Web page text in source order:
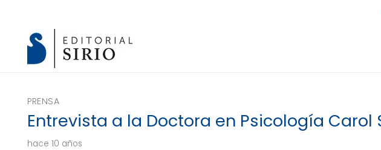
PRENSA
Entrevista a la Doctora en Psicología Carol
hace 10 años